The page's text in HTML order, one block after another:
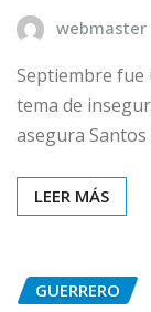
webmaster
Septiembre fue
tema de
asegura
LEER MÁS
GUERRERO